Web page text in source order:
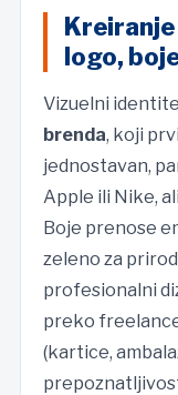
logo,
Vizuelni
brenda, koji
jednostavan,
Apple ili Nike,
Boje prenose
zeleno za
profesionalni
preko
(kartice,